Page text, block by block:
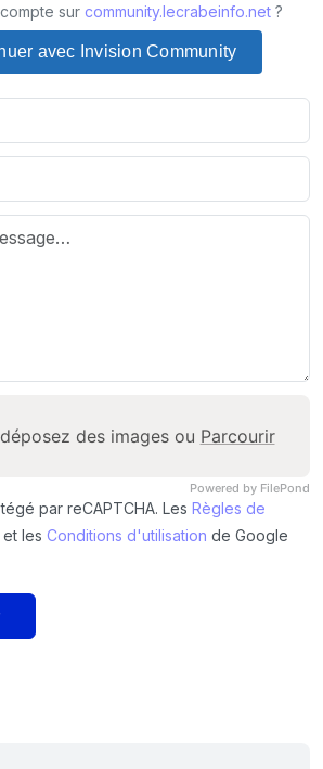
sur community.lecrabeinfo.net ?
avec Invision Community
Powered by FilePond
des images ou Parcourir
par reCAPTCHA. Les Règles de
et les Conditions d'utilisation de Google